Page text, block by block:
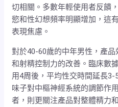
切相關。多數年輕使用者反饋
慾和性幻想頻率明顯增加，這
表現焦慮。
對於40-60歲的中年男性，產
和射精控制力的改善。臨床數
用4周後，平均性交時間延長
味子對中樞神經系統的調節作
者，則更關注產品對整體精力